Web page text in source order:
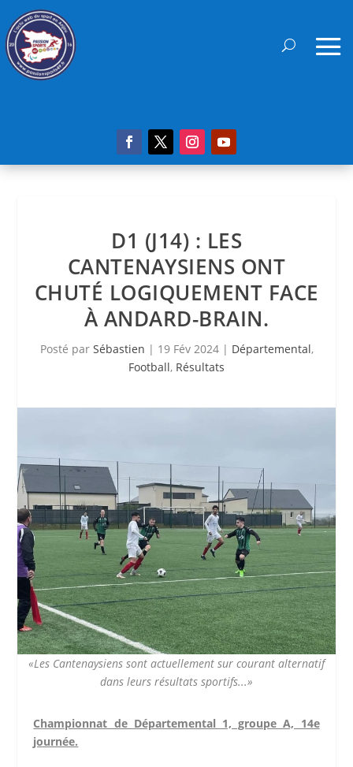
D1 (J14) : LES
CANTENAYSIENS ONT
CHUTÉ LOGIQUEMENT FACE
À ANDARD-BRAIN.
Posté par Sébastien | 19 Fév 2024| Départemental,
Football, Résultats
«Les Cantenaysiens sont actuellement sur courant alternatif
dans leurs résultats sportifs...»
Championnat de Départemental 1, groupe A, 14e
journée.